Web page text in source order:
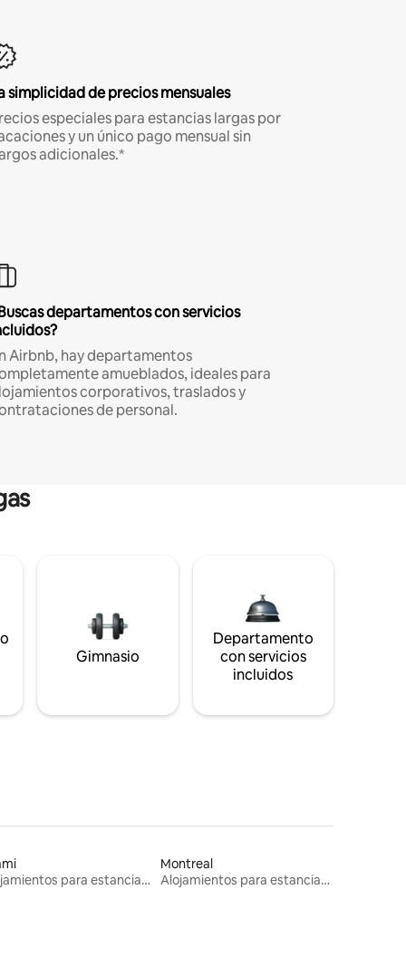
simplicidad de precios mensuales
especiales para estancias largas por
y un único pago mensual sin
adicionales.*
departamentos con servicios
Airbnb, hay departamentos
amueblados, ideales para
corporativos, traslados y
de personal.
Gimnasio
Departamento
con servicios
incluidos
Alojamientos para estancias largas
Montreal
Alojamientos para estancias largas